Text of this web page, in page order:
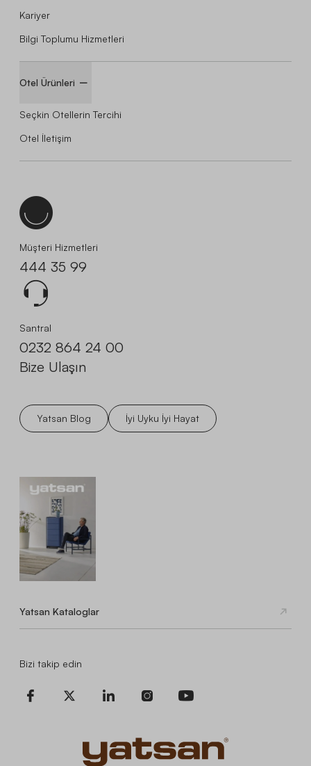
Kariyer
Bilgi Toplumu Hizmetleri
Otel Ürünleri
Seçkin Otellerin Tercihi
Otel İletişim
Müşteri Hizmetleri
444 35 99
Santral
0232 864 24 00
Bize Ulaşın
Yatsan Blog İyi Uyku İyi Hayat
Yatsan Kataloglar
Bizi takip edin